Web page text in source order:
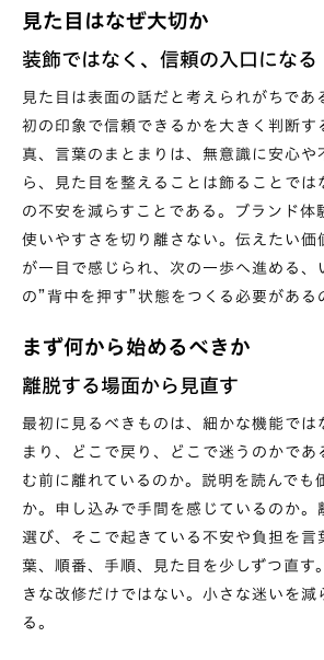
見た目はなぜ大切か
装飾ではなく、信頼の入口になる
見た目は表面の話だと考えられがちであ
初の印象で信頼できるかを大きく判断す
真、言葉のまとまりは、無意識に安心や
ら、見た目を整えることは飾ることでは
の不安を減らすことである。ブランド体
使いやすさを切り離さない。伝えたい価
が一目で感じられ、次の一歩へ進める、
の”背中を押す”状態をつくる必要がある
まず何から始めるべきか
離脱する場面から見直す
最初に見るべきものは、細かな機能では
まり、どこで戻り、どこで迷うのかであ
む前に離れているのか。説明を読んでも
か。申し込みで手間を感じているのか。
選び、そこで起きている不安や負担を言
葉、順番、手順、見た目を少しずつ直す
きな改修だけではない。小さな迷いを減
る。